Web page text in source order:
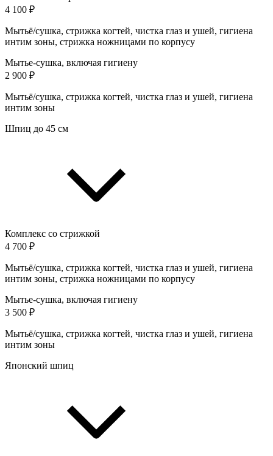
4 100 ₽
Мытьё/сушка, стрижка когтей, чистка глаз и ушей, гигиена
интим зоны, стрижка ножницами по корпусу
Мытье-сушка, включая гигиену
2 900 ₽
Мытьё/сушка, стрижка когтей, чистка глаз и ушей, гигиена
интим зоны
Шпиц до 45 см
Комплекс со стрижкой
4 700 ₽
Мытьё/сушка, стрижка когтей, чистка глаз и ушей, гигиена
интим зоны, стрижка ножницами по корпусу
Мытье-сушка, включая гигиену
3 500 ₽
Мытьё/сушка, стрижка когтей, чистка глаз и ушей, гигиена
интим зоны
Японский шпиц